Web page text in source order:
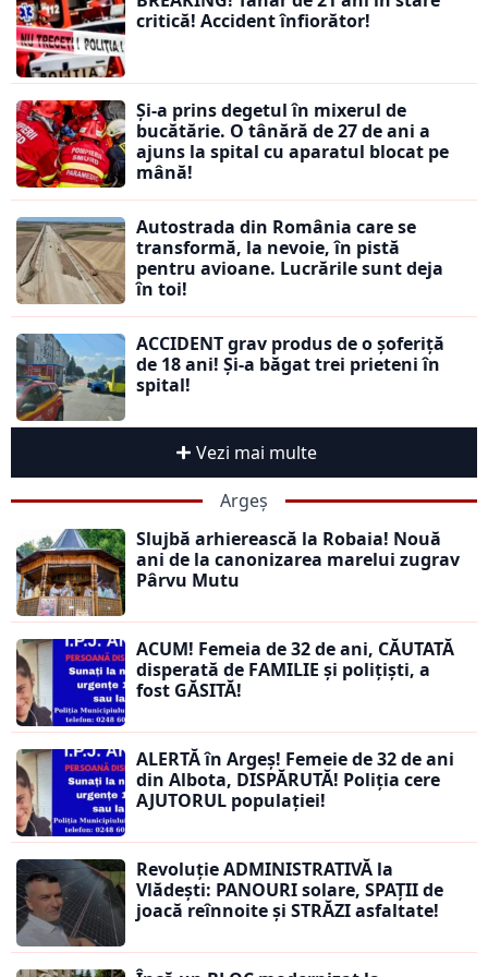
critică! Accident înfiorător!
Și-a prins degetul în mixerul de
bucătărie. O tânără de 27 de ani a
ajuns la spital cu aparatul blocat pe
mână!
Autostrada din România care se
transformă, la nevoie, în pistă
pentru avioane. Lucrările sunt deja
în toi!
ACCIDENT grav produs de o șoferiță
de 18 ani! Și-a băgat trei prieteni în
spital!
Vezi mai multe
Argeș
Slujbă arhierească la Robaia! Nouă
ani de la canonizarea marelui zugrav
Pârvu Mutu
ACUM! Femeia de 32 de ani, CĂUTATĂ
disperată de FAMILIE și polițiști, a
fost GĂSITĂ!
ALERTĂ în Argeș! Femeie de 32 de ani
din Albota, DISPĂRUTĂ! Poliția cere
AJUTORUL populației!
Revoluție ADMINISTRATIVĂ la
Vlădești: PANOURI solare, SPAȚII de
joacă reînnoite și STRĂZI asfaltate!